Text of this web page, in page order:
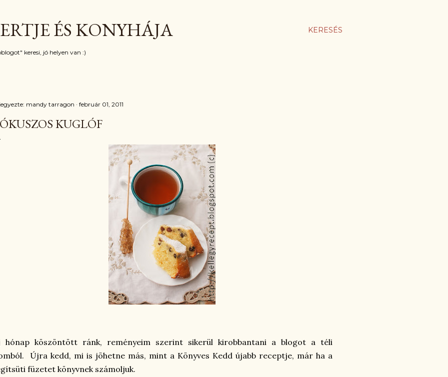
KERESÉS
ÉS KONYHÁJA
keresi, jó helyen van :)
mandy tarragon február 01, 2011
KUGLÓF
hónap köszöntött ránk, reményeim szerint sikerül kirobbantani a blogot a téli
Újra kedd, mi is jöhetne más, mint a Könyves Kedd újabb receptje, már ha a
füzetet könyvnek számoljuk.